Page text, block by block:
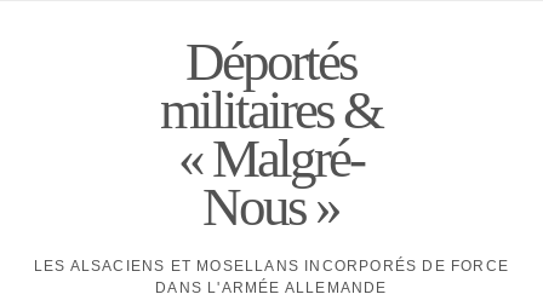
Déportés
militaires &
« Malgré-
Nous »
LES ALSACIENS ET MOSELLANS INCORPORÉS DE FORCE
DANS L'ARMÉE ALLEMANDE